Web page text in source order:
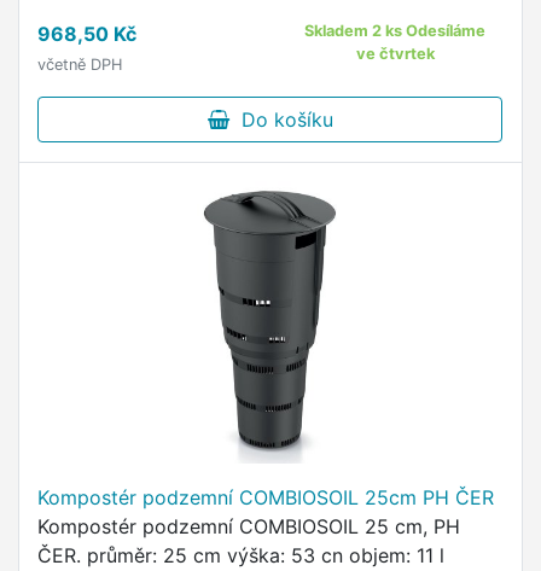
968,50 Kč
včetně DPH
Skladem 2 ks Odesíláme
ve čtvrtek
Do košíku
Kompostér podzemní COMBIOSOIL 25cm PH ČER
Kompostér podzemní COMBIOSOIL 25 cm, PH
ČER. průměr: 25 cm výška: 53 cn objem: 11 l